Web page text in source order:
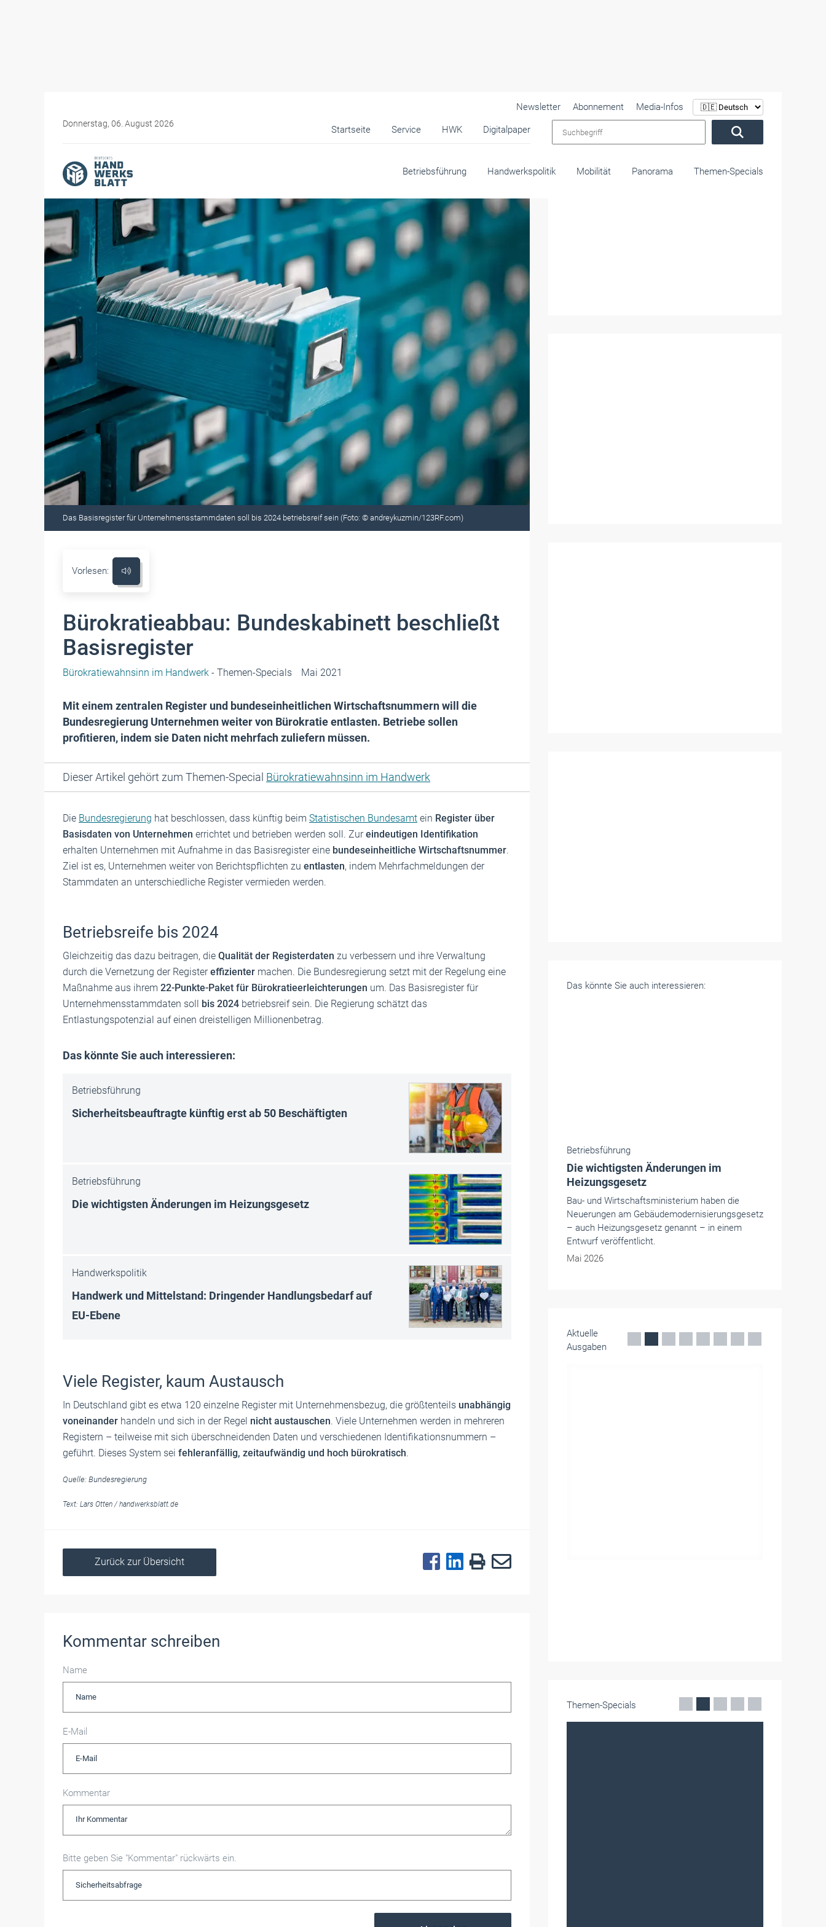
Donnerstag, 06. August 2026
Startseite Service HWK Digitalpaper
Newsletter Abonnement
Media-Infos
Betriebsführung Handwerkspolitik Mobilität Panorama Themen-Specials
Das Basisregister für Unternehmensstammdaten soll bis 2024 betriebsreif sein (Foto: © andreykuzmin/123RF.com)
Vorlesen:
Bürokratieabbau: Bundeskabinett beschließt
Basisregister
Bürokratiewahnsinn im Handwerk - Themen-Specials Mai 2021
Mit einem zentralen Register und bundeseinheitlichen Wirtschaftsnummern will die
Bundesregierung Unternehmen weiter von Bürokratie entlasten. Betriebe sollen
profitieren, indem sie Daten nicht mehrfach zuliefern müssen.
Dieser Artikel gehört zum Themen-Special Bürokratiewahnsinn im Handwerk
Die Bundesregierung hat beschlossen, dass künftig beim Statistischen Bundesamt ein Register über
Basisdaten von Unternehmen errichtet und betrieben werden soll. Zureindeutigen Identifikation
erhalten Unternehmen mit Aufnahme in das Basisregister eine bundeseinheitliche Wirtschaftsnummer.
Ziel ist es, Unternehmen weiter von Berichtspflichten zu entlasten, indem Mehrfachmeldungen der
Stammdaten an unterschiedliche Register vermieden werden.
Betriebsreife bis 2024
Gleichzeitig das dazu beitragen, die Qualität der Registerdaten zu verbessern und ihre Verwaltung
durch die Vernetzung der Registereffizienter machen. Die Bundesregierung setzt mit der Regelung eine
Maßnahme aus ihrem 22-Punkte-Paket für Bürokratieerleichterungen um. Das Basisregister für
Unternehmensstammdaten soll bis 2024 betriebsreif sein. Die Regierung schätzt das
Entlastungspotenzial auf einen dreistelligen Millionenbetrag.
Das könnte Sie auch interessieren:
Betriebsführung
Sicherheitsbeauftragte künftig erst ab 50 Beschäftigten
Betriebsführung
Die wichtigsten Änderungen im Heizungsgesetz
Handwerkspolitik
Handwerk und Mittelstand: Dringender Handlungsbedarf auf
EU-Ebene
Viele Register, kaum Austausch
In Deutschland gibt es etwa 120 einzelne Register mit Unternehmensbezug, die größtenteils unabhängig
voneinander handeln und sich in der Regel nicht austauschen. Viele Unternehmen werden in mehreren
Registern – teilweise mit sich überschneidenden Daten und verschiedenen Identifikationsnummern –
geführt. Dieses System sei fehleranfällig, zeitaufwändig und hoch bürokratisch.
Quelle: Bundesregierung
Text: Lars Otten / handwerksblatt.de
Zurück zur Übersicht
Kommentar schreiben
Name
E-Mail
Kommentar
Bitte geben Sie "Kommentar" rückwärts ein.
Das könnte Sie auch interessieren:
Betriebsführung
Die wichtigsten Änderungen im
Heizungsgesetz
Bau- und Wirtschaftsministerium haben die
Neuerungen am Gebäudemodernisierungsgesetz
– auch Heizungsgesetz genannt – in einem
Entwurf veröffentlicht.
Mai 2026
Aktuelle
Ausgaben
Themen-Specials